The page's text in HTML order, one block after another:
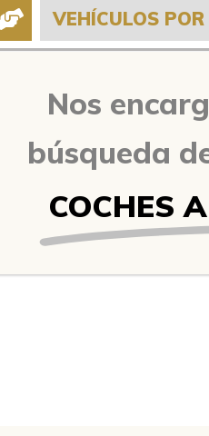
VEHÍCULOS
Nos
búsqueda
COCHES